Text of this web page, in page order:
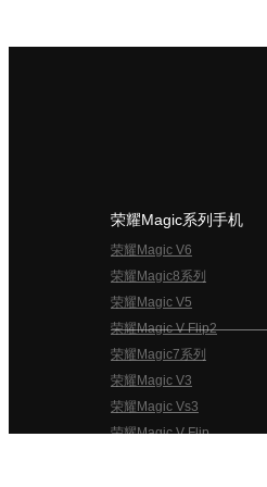
荣耀Magic系列手机
荣耀Magic V6
荣耀Magic8系列
荣耀Magic V5
荣耀Magic V Flip2
荣耀Magic7系列
荣耀Magic V3
荣耀Magic Vs3
荣耀Magic V Flip